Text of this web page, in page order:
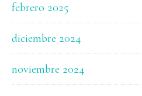
febrero 2025
diciembre 2024
noviembre 2024